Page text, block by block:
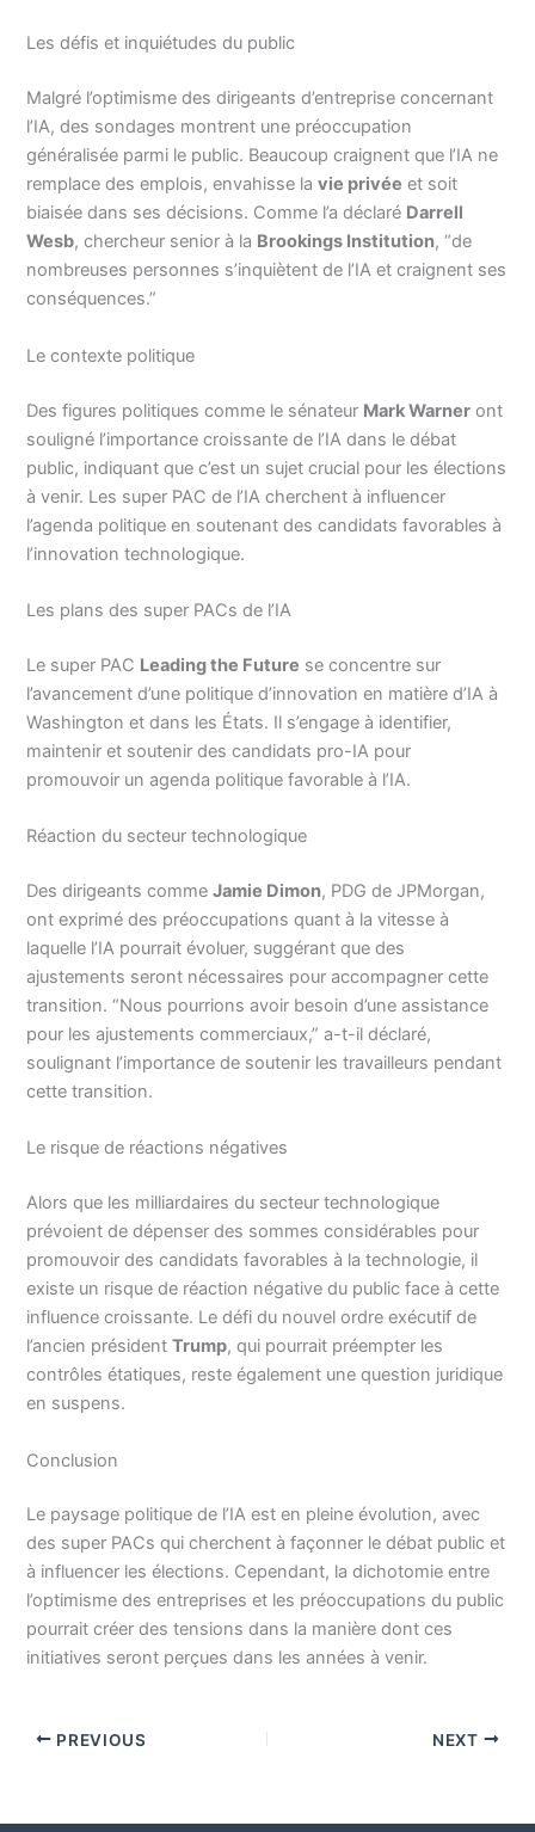
Les défis et inquiétudes du public
Malgré l’optimisme des dirigeants d’entreprise concernant
l’IA, des sondages montrent une préoccupation
généralisée parmi le public. Beaucoup craignent que l’IA ne
remplace des emplois, envahisse lavie privée et soit
biaisée dans ses décisions. Comme l’a déclaré Darrell
Wesb, chercheur senior à la Brookings Institution, “de
nombreuses personnes s’inquiètent de l’IA et craignent ses
conséquences.”
Le contexte politique
Des figures politiques comme le sénateur Mark Warner ont
souligné l’importance croissante de l’IA dans le débat
public, indiquant que c’est un sujet crucial pour les élections
à venir. Les super PAC de l’IA cherchent à influencer
l’agenda politique en soutenant des candidats favorables à
l’innovation technologique.
Les plans des super PACs de l’IA
Le super PAC Leading the Future se concentre sur
l’avancement d’une politique d’innovation en matière d’IA à
Washington et dans les États. Il s’engage à identifier,
maintenir et soutenir des candidats pro-IA pour
promouvoir un agenda politique favorable à l’IA.
Réaction du secteur technologique
Des dirigeants commeJamie Dimon, PDG de JPMorgan,
ont exprimé des préoccupations quant à la vitesse à
laquelle l’IA pourrait évoluer, suggérant que des
ajustements seront nécessaires pour accompagner cette
transition. “Nous pourrions avoir besoin d’une assistance
pour les ajustements commerciaux,” a-t-il déclaré,
soulignant l’importance de soutenir les travailleurs pendant
cette transition.
Le risque de réactions négatives
Alors que les milliardaires du secteur technologique
prévoient de dépenser des sommes considérables pour
promouvoir des candidats favorables à la technologie, il
existe un risque de réaction négative du public face à cette
influence croissante. Le défi du nouvel ordre exécutif de
l’ancien présidentTrump, qui pourrait préempter les
contrôles étatiques, reste également une question juridique
en suspens.
Conclusion
Le paysage politique de l’IA est en pleine évolution, avec
des super PACs qui cherchent à façonner le débat public et
à influencer les élections. Cependant, la dichotomie entre
l’optimisme des entreprises et les préoccupations du public
pourrait créer des tensions dans la manière dont ces
initiatives seront perçues dans les années à venir.
PREVIOUS NEXT